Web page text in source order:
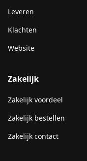
Leveren
Klachten
Website
Zakelijk
Zakelijk voordeel
Zakelijk bestellen
Zakelijk contact